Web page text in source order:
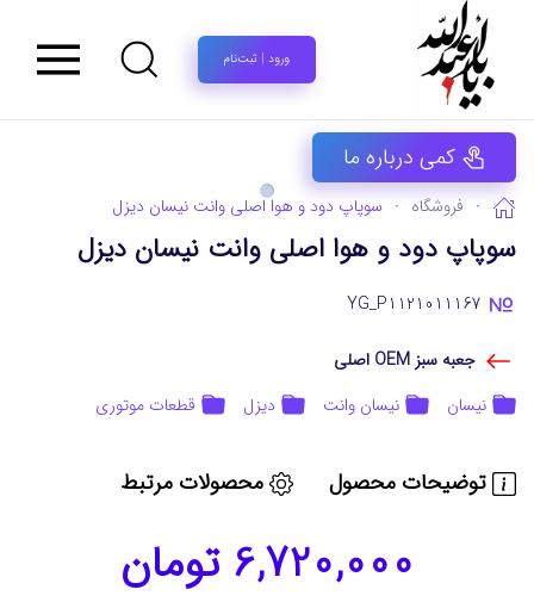
ورود | ثبت‌نام
کمی درباره ما
فروشگاه سوپاپ دود و هوا اصلی وانت نیسان دیزل
سوپاپ دود و هوا اصلی وانت نیسان دیزل
جعبه سبز OEM اصلی
نیسان
نیسان وانت دیزل قطعات موتوری
توضیحات محصول محصولات مرتبط
6,720,000 تومان